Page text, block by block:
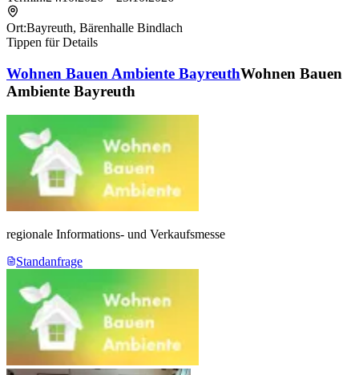
Ort:Bayreuth, Bärenhalle Bindlach
Tippen für Details
Wohnen Bauen Ambiente BayreuthWohnen Bauen
Ambiente Bayreuth
regionale Informations- und Verkaufsmesse
Standanfrage